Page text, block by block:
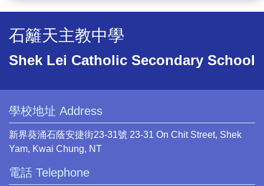
石籬天主教中學
Shek Lei Catholic Secondary School
學校地址 Address
新界葵涌石蔭安捷街23-31號 23-31 On Chit Street, Shek
Yam, Kwai Chung, NT
電話 Telephone